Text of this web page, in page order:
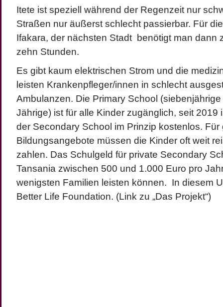
Itete ist speziell während der Regenzeit nur
Straßen nur äußerst schlecht passierbar. Für
Ifakara, der nächsten Stadt benötigt man dann
zehn Stunden.
Es gibt kaum elektrischen Strom und die
leisten Krankenpfleger/innen in schlecht
Ambulanzen. Die Primary School
Jährige) ist für alle Kinder zugänglich, seit 2019
der Secondary School im Prinzip kostenlos. Für
Bildungsangebote müssen die Kinder oft weit
zahlen. Das Schulgeld für private Secondary
Tansania zwischen 500 und 1.000 Euro pro
wenigsten Familien leisten können. In diesem
Better Life Foundation. (Link zu „Das Projekt“)